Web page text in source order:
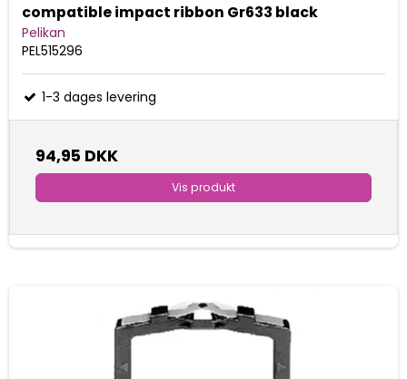
compatible impact ribbon Gr633 black
Pelikan
PEL515296
1-3 dages levering
94,95 DKK
Vis produkt